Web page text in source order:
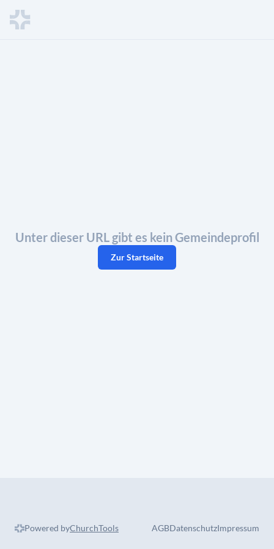
Unter dieser URL gibt es kein Gemeindeprofil
Zur Startseite
Powered byChurchTools AGBDatenschutzImpressum